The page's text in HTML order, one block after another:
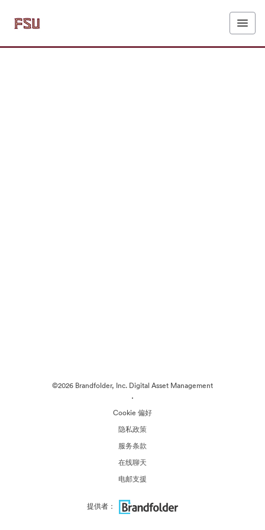
©2026 Brandfolder, Inc. Digital Asset Management
·
Cookie 偏好
隐私政策
服务条款
在线聊天
电邮支援
提供者：